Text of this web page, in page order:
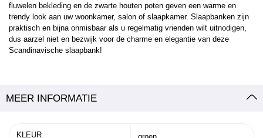
fluwelen bekleding en de zwarte houten poten geven een warme en
trendy look aan uw woonkamer, salon of slaapkamer. Slaapbanken zijn
praktisch en bijna onmisbaar als u regelmatig vrienden wilt uitnodigen,
dus aarzel niet en bezwijk voor de charme en elegantie van deze
Scandinavische slaapbank!
MEER INFORMATIE
KLEUR